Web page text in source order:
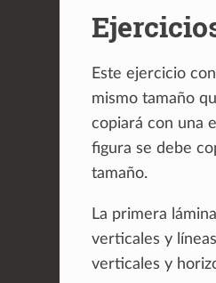
Este ejercicio
mismo tamaño
copiará con una
figura se debe
tamaño.
La primera
verticales y
verticales y